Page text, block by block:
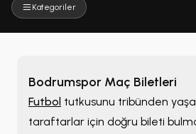
Kategoriler
Bodrumspor Maç Biletleri
Futbol tutkusunu tribünden
taraftarlar için doğru bileti